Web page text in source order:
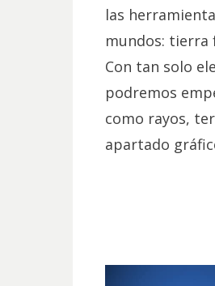
las
mundos: tierra
Con tan solo
podremos
como rayos,
apartado